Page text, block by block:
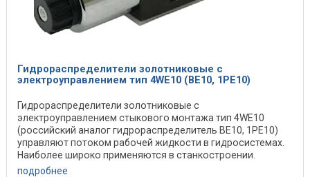
Гидрораспределители золотниковые с
электроуправлением тип 4WE10 (ВЕ10, 1РЕ10)
Гидрораспределители золотниковые с
электроуправлением стыкового монтажа тип 4WE10
(российский аналог гидрораспределитель ВЕ10, 1РЕ10)
управляют потоком рабочей жидкости в гидросистемах.
Наиболее широко применяются в станкостроении.
Устройство и ...
подробнее